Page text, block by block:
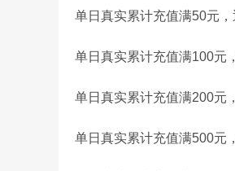
单日真实累计充值满50元
单日真实累计充值满100元
单日真实累计充值满200元
单日真实累计充值满500元